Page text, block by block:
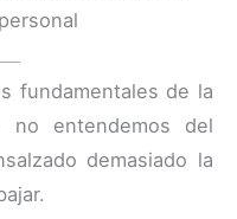
fundamentales de la
no entendemos del
demasiado la